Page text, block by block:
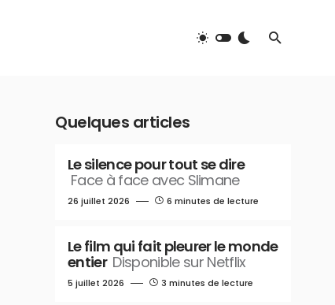
Quelques articles
Le silence pour tout se dire
Face à face avec Slimane
26 juillet 2026 6 minutes de lecture
Le film qui fait pleurer le monde
entier Disponible sur Netflix
5 juillet 2026 3 minutes de lecture